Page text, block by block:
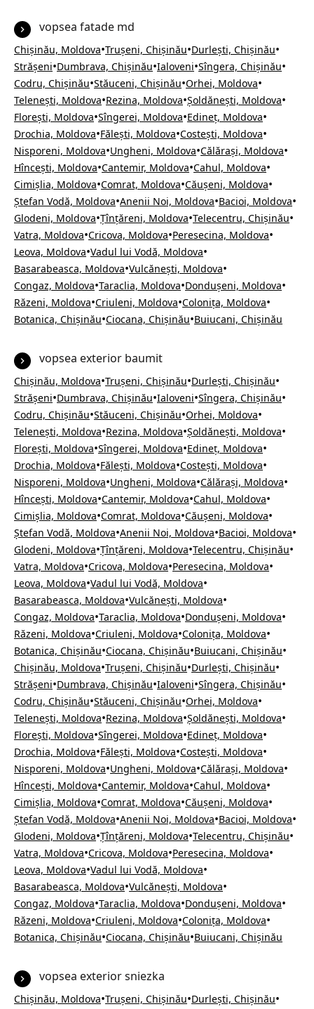
vopsea fatade md
Chișinău, Moldova•Trușeni, Chișinău•Durlești, Chișinău•
Strășeni•Dumbrava, Chișinău•Ialoveni•Sîngera, Chișinău•
Codru, Chișinău•Stăuceni, Chișinău•Orhei, Moldova•
Telenești, Moldova•Rezina, Moldova•Șoldănești, Moldova•
Florești, Moldova•Sîngerei, Moldova•Edineț, Moldova•
Drochia, Moldova•Fălești, Moldova•Costești, Moldova•
Nisporeni, Moldova•Ungheni, Moldova•Călărași, Moldova•
Hîncești, Moldova•Cantemir, Moldova•Cahul, Moldova•
Cimișlia, Moldova•Comrat, Moldova•Căușeni, Moldova•
Ștefan Vodă, Moldova•Anenii Noi, Moldova•Bacioi, Moldova•
Glodeni, Moldova•Țînțăreni, Moldova•Telecentru, Chișinău•
Vatra, Moldova•Cricova, Moldova•Peresecina, Moldova•
Leova, Moldova•Vadul lui Vodă, Moldova•
Basarabeasca, Moldova•Vulcănești, Moldova•
Congaz, Moldova•Taraclia, Moldova•Dondușeni, Moldova•
Răzeni, Moldova•Criuleni, Moldova•Colonița, Moldova•
Botanica, Chișinău•Ciocana, Chișinău•Buiucani, Chișinău
vopsea exterior baumit
Chișinău, Moldova•Trușeni, Chișinău•Durlești, Chișinău•
Strășeni•Dumbrava, Chișinău•Ialoveni•Sîngera, Chișinău•
Codru, Chișinău•Stăuceni, Chișinău•Orhei, Moldova•
Telenești, Moldova•Rezina, Moldova•Șoldănești, Moldova•
Florești, Moldova•Sîngerei, Moldova•Edineț, Moldova•
Drochia, Moldova•Fălești, Moldova•Costești, Moldova•
Nisporeni, Moldova•Ungheni, Moldova•Călărași, Moldova•
Hîncești, Moldova•Cantemir, Moldova•Cahul, Moldova•
Cimișlia, Moldova•Comrat, Moldova•Căușeni, Moldova•
Ștefan Vodă, Moldova•Anenii Noi, Moldova•Bacioi, Moldova•
Glodeni, Moldova•Țînțăreni, Moldova•Telecentru, Chișinău•
Vatra, Moldova•Cricova, Moldova•Peresecina, Moldova•
Leova, Moldova•Vadul lui Vodă, Moldova•
Basarabeasca, Moldova•Vulcănești, Moldova•
Congaz, Moldova•Taraclia, Moldova•Dondușeni, Moldova•
Răzeni, Moldova•Criuleni, Moldova•Colonița, Moldova•
Botanica, Chișinău•Ciocana, Chișinău•Buiucani, Chișinău•
Chișinău, Moldova•Trușeni, Chișinău•Durlești, Chișinău•
Strășeni•Dumbrava, Chișinău•Ialoveni•Sîngera, Chișinău•
Codru, Chișinău•Stăuceni, Chișinău•Orhei, Moldova•
Telenești, Moldova•Rezina, Moldova•Șoldănești, Moldova•
Florești, Moldova•Sîngerei, Moldova•Edineț, Moldova•
Drochia, Moldova•Fălești, Moldova•Costești, Moldova•
Nisporeni, Moldova•Ungheni, Moldova•Călărași, Moldova•
Hîncești, Moldova•Cantemir, Moldova•Cahul, Moldova•
Cimișlia, Moldova•Comrat, Moldova•Căușeni, Moldova•
Ștefan Vodă, Moldova•Anenii Noi, Moldova•Bacioi, Moldova•
Glodeni, Moldova•Țînțăreni, Moldova•Telecentru, Chișinău•
Vatra, Moldova•Cricova, Moldova•Peresecina, Moldova•
Leova, Moldova•Vadul lui Vodă, Moldova•
Basarabeasca, Moldova•Vulcănești, Moldova•
Congaz, Moldova•Taraclia, Moldova•Dondușeni, Moldova•
Răzeni, Moldova•Criuleni, Moldova•Colonița, Moldova•
Botanica, Chișinău•Ciocana, Chișinău•Buiucani, Chișinău
vopsea exterior sniezka
Chișinău, Moldova•Trușeni, Chișinău•Durlești, Chișinău•